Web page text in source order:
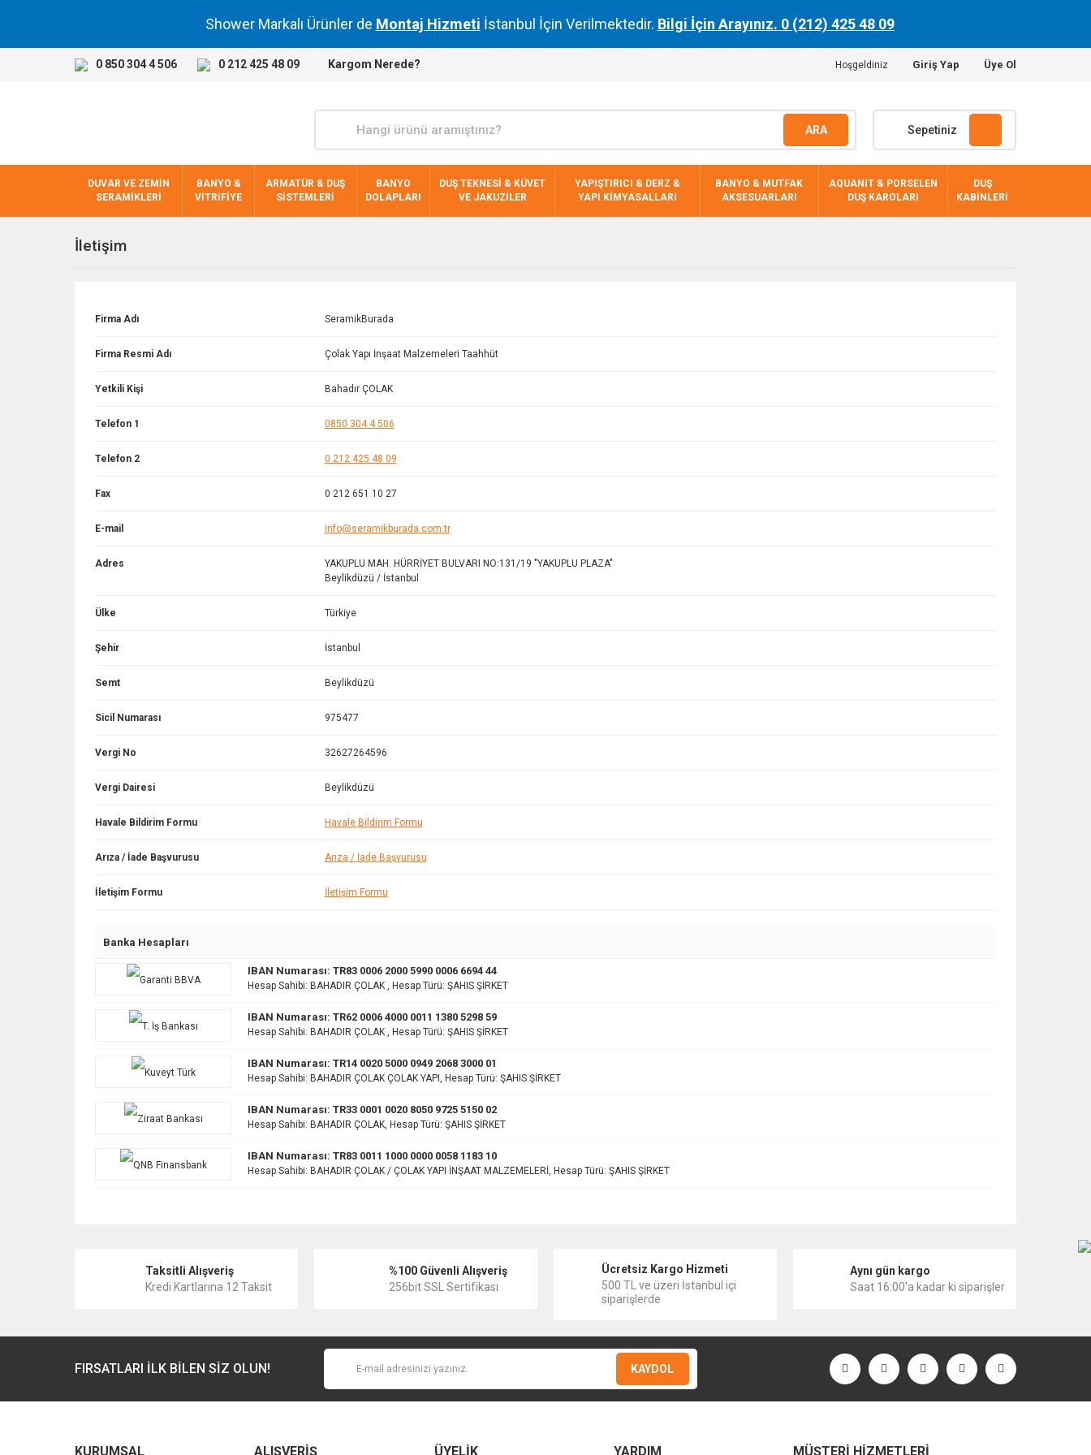
Shower Markalı Ürünler de Montaj Hizmeti İstanbul İçin Verilmektedir. Bilgi İçin Arayınız. 0 (212) 425 48 09
0 850 304 4 506 0 212 425 48 09 Kargom Nerede? Hoşgeldiniz Giriş Yap Üye Ol
ARA Sepetiniz
DUVAR VE ZEMİN
SERAMİKLERİ
BANYO &
VİTRİFİYE
ARMATÜR & DUŞ
SİSTEMLERİ
BANYO
DOLAPLARI
DUŞ TEKNESİ & KÜVET
VE JAKUZİLER
YAPIŞTIRICI & DERZ &
YAPI KİMYASALLARI
BANYO & MUTFAK
AKSESUARLARI
AQUANIT & PORSELEN
DUŞ KAROLARI
DUŞ
KABİNLERİ
İletişim
Firma Adı SeramikBurada
Firma Resmi Adı Çolak Yapı İnşaat Malzemeleri Taahhüt
Yetkili Kişi Bahadır ÇOLAK
Telefon 1 0850 304 4 506
Telefon 2 0 212 425 48 09
Fax 0 212 651 10 27
E-mail info@seramikburada.com.tr
Adres
YAKUPLU MAH. HÜRRİYET BULVARI NO:131/19 "YAKUPLU PLAZA"
Beylikdüzü / İstanbul
Ülke Türkiye
Şehir İstanbul
Semt Beylikdüzü
Sicil Numarası 975477
Vergi No 32627264596
Vergi Dairesi Beylikdüzü
Havale Bildirim Formu Havale Bildirim Formu
Arıza / İade Başvurusu Arıza / İade Başvurusu
İletişim Formu İletişim Formu
Banka Hesapları
IBAN Numarası: TR83 0006 2000 5990 0006 6694 44
Hesap Sahibi: BAHADIR ÇOLAK , Hesap Türü: ŞAHIS ŞİRKET
IBAN Numarası: TR62 0006 4000 0011 1380 5298 59
Hesap Sahibi: BAHADIR ÇOLAK , Hesap Türü: ŞAHIS ŞİRKET
IBAN Numarası: TR14 0020 5000 0949 2068 3000 01
Hesap Sahibi: BAHADIR ÇOLAK ÇOLAK YAPI, Hesap Türü: ŞAHIS ŞİRKET
IBAN Numarası: TR33 0001 0020 8050 9725 5150 02
Hesap Sahibi: BAHADIR ÇOLAK, Hesap Türü: ŞAHIS ŞİRKET
IBAN Numarası: TR83 0011 1000 0000 0058 1183 10
Hesap Sahibi: BAHADIR ÇOLAK / ÇOLAK YAPI İNŞAAT MALZEMELERİ, Hesap Türü: ŞAHIS ŞİRKET
Taksitli Alışveriş
Kredi Kartlarına 12 Taksit
%100 Güvenli Alışveriş
256bit SSL Sertifikası
Ücretsiz Kargo Hizmeti
500 TL ve üzeri İstanbul içi
siparişlerde
Aynı gün kargo
Saat 16:00'a kadar ki siparişler
FIRSATLARI İLK BİLEN SİZ OLUN! KAYDOL
KURUMSAL ALIŞVERİŞ ÜYELİK YARDIM MÜŞTERİ HİZMETLERİ